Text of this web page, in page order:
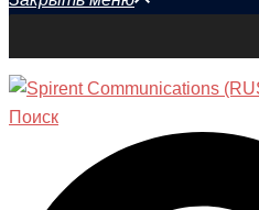
Поиск